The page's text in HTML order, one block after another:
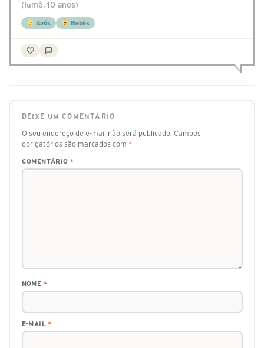
(Iumê, 10 anos)
Avós Bebês
DEIXE UM COMENTÁRIO
O seu endereço de e-mail não será publicado. Campos
obrigatórios são marcados com *
COMENTÁRIO *
NOME *
E-MAIL*